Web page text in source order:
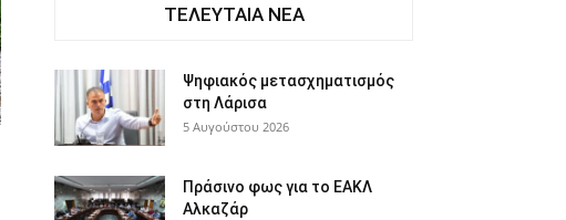
ΤΕΛΕΥΤΑΙΑ ΝΕΑ
Ψηφιακός μετασχηματισμός
στη Λάρισα
5 Αυγούστου 2026
Πράσινο φως για το ΕΑΚΛ
Αλκαζάρ